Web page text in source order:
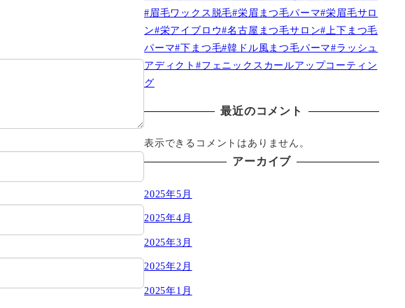
#眉毛ワックス脱毛#栄眉まつ毛パーマ#栄眉毛サロ
ン#栄アイブロウ#名古屋まつ毛サロン#上下まつ毛
パーマ#下まつ毛#韓ドル風まつ毛パーマ#ラッシュ
アディクト#フェニックスカールアップコーティン
グ
最近のコメント
表示できるコメントはありません。
アーカイブ
2025年5月
2025年4月
2025年3月
2025年2月
2025年1月